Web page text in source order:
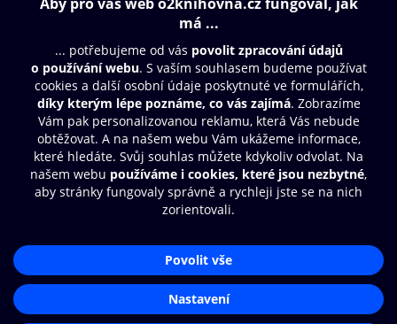
Obsah ke stažení
Moje O2 Knihovna
Další zábava
© O2 Czech Republic a.s.
Přístupnost
Zásady zpracování osobních údajůAplikace O2 Knihovna
Čti a poslouchej své e-knihy a
audioknihy rychleji a pohodlněji.